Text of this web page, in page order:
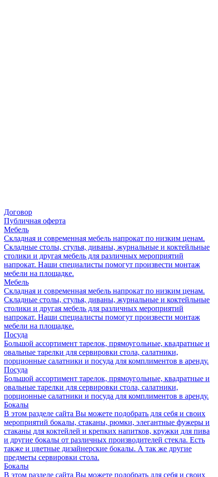
Договор
Публичная оферта
Мебель
Складная и современная мебель напрокат по низким ценам.
Складные столы, стулья, диваны, журнальные и коктейльные
столики и другая мебель для различных мероприятий
напрокат. Наши специалисты помогут произвести монтаж
мебели на площадке.
Мебель
Складная и современная мебель напрокат по низким ценам.
Складные столы, стулья, диваны, журнальные и коктейльные
столики и другая мебель для различных мероприятий
напрокат. Наши специалисты помогут произвести монтаж
мебели на площадке.
Посуда
Большой ассортимент тарелок, прямоугольные, квадратные и
овальные тарелки для сервировки стола, салатники,
порционные салатники и посуда для комплиментов в аренду.
Посуда
Большой ассортимент тарелок, прямоугольные, квадратные и
овальные тарелки для сервировки стола, салатники,
порционные салатники и посуда для комплиментов в аренду.
Бокалы
В этом разделе сайта Вы можете подобрать для себя и своих
мероприятий бокалы, стаканы, рюмки, элегантные фужеры и
стаканы для коктейлей и крепких напитков, кружки для пива
и другие бокалы от различных производителей стекла. Есть
также и цветные дизайнерские бокалы. А так же другие
предметы сервировки стола.
Бокалы
В этом разделе сайта Вы можете подобрать для себя и своих